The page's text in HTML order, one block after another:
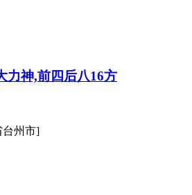
力神,前四后八16方
台州市]